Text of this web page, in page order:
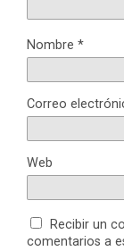
Nombre *
Correo
Web
Recibir un
comentarios a